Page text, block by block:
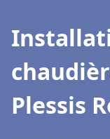
Plessis